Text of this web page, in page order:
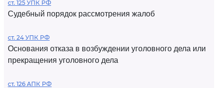
ст. 125 УПК РФ
Судебный порядок рассмотрения жалоб
ст. 24 УПК РФ
Основания отказа в возбуждении уголовного дела или
прекращения уголовного дела
ст. 126 АПК РФ